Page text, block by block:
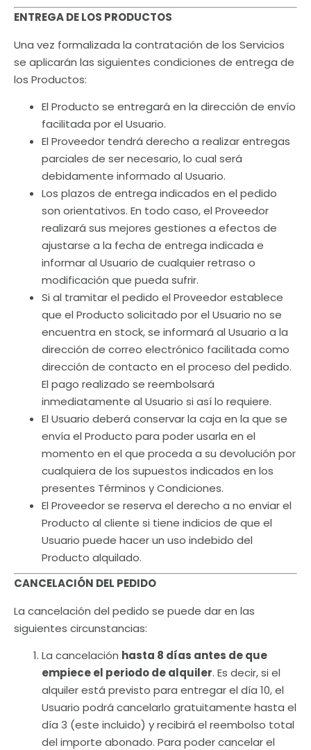
ENTREGA DE LOS PRODUCTOS
Una vez formalizada la contratación de los Servicios
se aplicarán las siguientes condiciones de entrega de
los Productos:
El Producto se entregará en la dirección de envío
facilitada por el Usuario.
El Proveedor tendrá derecho a realizar entregas
parciales de ser necesario, lo cual será
debidamente informado al Usuario.
Los plazos de entrega indicados en el pedido
son orientativos. En todo caso, el Proveedor
realizará sus mejores gestiones a efectos de
ajustarse a la fecha de entrega indicada e
informar al Usuario de cualquier retraso o
modificación que pueda sufrir.
Si al tramitar el pedido el Proveedor establece
que el Producto solicitado por el Usuario no se
encuentra en stock, se informará al Usuario a la
dirección de correo electrónico facilitada como
dirección de contacto en el proceso del pedido.
El pago realizado se reembolsará
inmediatamente al Usuario si así lo requiere.
El Usuario deberá conservar la caja en la que se
envía el Producto para poder usarla en el
momento en el que proceda a su devolución por
cualquiera de los supuestos indicados en los
presentes Términos y Condiciones.
El Proveedor se reserva el derecho a no enviar el
Producto al cliente si tiene indicios de que el
Usuario puede hacer un uso indebido del
Producto alquilado.
CANCELACIÓN DEL PEDIDO
La cancelación del pedido se puede dar en las
siguientes circunstancias:
La cancelación hasta 8 días antes de que
empiece el periodo de alquiler. Es decir, si el
alquiler está previsto para entregar el día 10, el
Usuario podrá cancelarlo gratuitamente hasta el
día 3 (este incluido) y recibirá el reembolso total
del importe abonado. Para poder cancelar el